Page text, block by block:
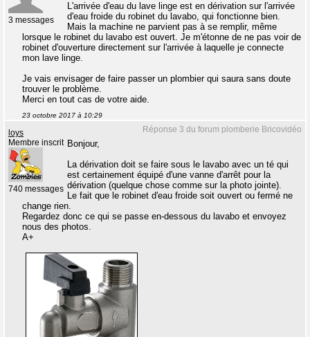
3 messages
L'arrivée d'eau du lave linge est en dérivation sur l'arrivée
d'eau froide du robinet du lavabo, qui fonctionne bien.
Mais la machine ne parvient pas à se remplir, même
lorsque le robinet du lavabo est ouvert. Je m'étonne de ne pas voir de
robinet d'ouverture directement sur l'arrivée à laquelle je connecte
mon lave linge.
Je vais envisager de faire passer un plombier qui saura sans doute
trouver le problème.
Merci en tout cas de votre aide.
23 octobre 2017 à 10:29
Réponse 3 du forum plomberie Bricovidéo
loys
Membre inscrit
740 messages
Bonjour,
La dérivation doit se faire sous le lavabo avec un té qui
est certainement équipé d'une vanne d'arrêt pour la
dérivation (quelque chose comme sur la photo jointe).
Le fait que le robinet d'eau froide soit ouvert ou fermé ne
change rien.
Regardez donc ce qui se passe en-dessous du lavabo et envoyez
nous des photos.
A+